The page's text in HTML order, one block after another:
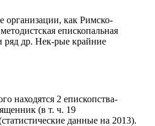
организации, как Римско-
епископальная
ряд др. Нек-рые крайние
находятся 2 епископства-
(в т. ч. 19
данные на 2013).